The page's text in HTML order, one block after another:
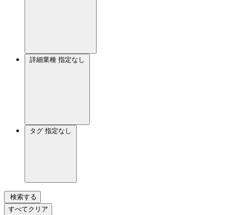
詳細業種 指定なし
タグ 指定なし
検索する
すべてクリア